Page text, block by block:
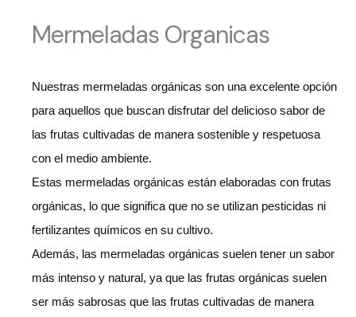
Mermeladas Organicas
Nuestras mermeladas orgánicas son una excelente opción
para aquellos que buscan disfrutar del delicioso sabor de
las frutas cultivadas de manera sostenible y respetuosa
con el medio ambiente.
Estas mermeladas orgánicas están elaboradas con frutas
orgánicas, lo que significa que no se utilizan pesticidas ni
fertilizantes químicos en su cultivo.
Además, las mermeladas orgánicas suelen tener un sabor
más intenso y natural, ya que las frutas orgánicas suelen
ser más sabrosas que las frutas cultivadas de manera